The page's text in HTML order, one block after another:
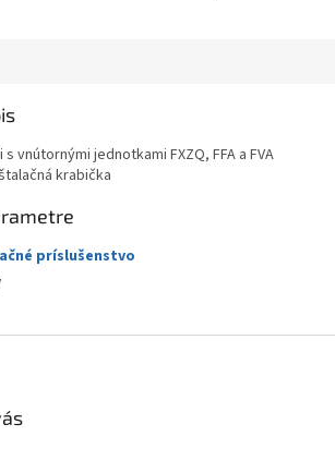
s vnútornými jednotkami FXZQ, FFA a FVA
krabička
príslušenstvo